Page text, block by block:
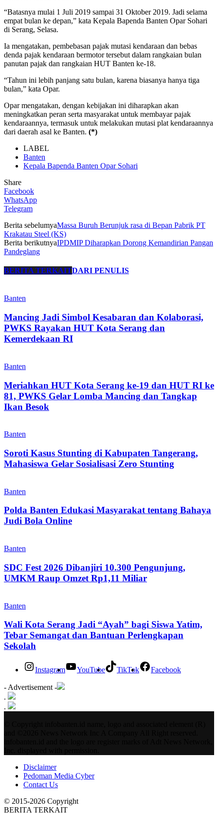
“Batasnya mulai 1 Juli 2019 sampai 31 Oktober 2019. Jadi selama
empat bulan ke depan,” kata Kepala Bapenda Banten Opar Sohari
di Serang, Selasa.
Ia mengatakan, pembebasan pajak mutasi kendaraan dan bebas
denda pajak kendaraan bermotor tersebut dalam rangkaian bulan
panutan pajak dan rangkaian HUT Banten ke-18.
“Tahun ini lebih panjang satu bulan, karena biasanya hanya tiga
bulan,” kata Opar.
Opar mengatakan, dengan kebijakan ini diharapkan akan
meningkatkan peran serta masyarakat untuk membayar pajak
kendaraannya, termasuk untuk melakukan mutasi plat kendaraannya
dari daerah asal ke Banten. (*)
LABEL
Banten
Kepala Bapenda Banten Opar Sohari
Share
Facebook
WhatsApp
Telegram
Berita sebelumyaMassa Buruh Berunjuk rasa di Bepan Pabrik PT
Krakatau Steel (KS)
Berita berikutnyaIPDMIP Diharapkan Dorong Kemandirian Pangan
Pandeglang
BERITA TERKAITDARI PENULIS
Banten
Mancing Jadi Simbol Kesabaran dan Kolaborasi,
PWKS Rayakan HUT Kota Serang dan
Kemerdekaan RI
Banten
Meriahkan HUT Kota Serang ke-19 dan HUT RI ke
81, PWKS Gelar Lomba Mancing dan Tangkap
Ikan Besok
Banten
Soroti Kasus Stunting di Kabupaten Tangerang,
Mahasiswa Gelar Sosialisasi Zero Stunting
Banten
Polda Banten Edukasi Masyarakat tentang Bahaya
Judi Bola Online
Banten
SDC Fest 2026 Dibanjiri 10.300 Pengunjung,
UMKM Raup Omzet Rp1,11 Miliar
Banten
Wali Kota Serang Jadi “Ayah” bagi Siswa Yatim,
Tebar Semangat dan Bantuan Perlengkapan
Sekolah
Instagram YouTube TikTok Facebook
- Advertisement -
.
.
Disclaimer
Pedoman Media Cyber
Contact Us
© 2015-2026 Copyright
BERITA TERKAIT